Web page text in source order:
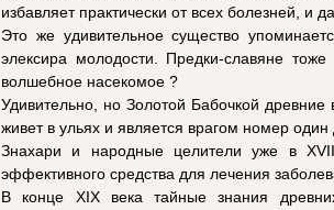
избавляет практически от всех болезней, и
Это же удивительное существо
элексира молодости. Предки-славяне
волшебное насекомое ?
Удивительно, но Золотой Бабочкой
живет в ульях и является врагом номер один
Знахари и народные целители уже в XVII
эффективного средства для лечения
В конце XIX века тайные знания